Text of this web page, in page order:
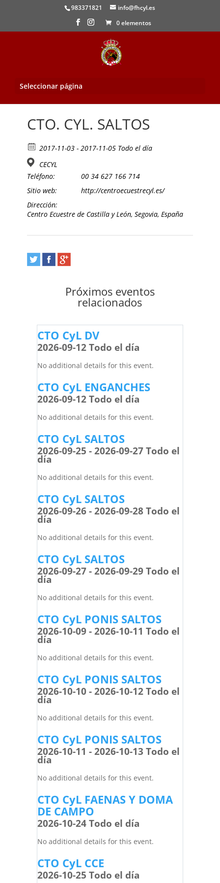
983371821
info@fhcyl.es
0 elementos
Seleccionar página
CTO. CYL. SALTOS
2017-11-03 - 2017-11-05 Todo el día
CECYL
Teléfono:
00 34 627 166 714
Sitio web:
http://centroecuestrecyl.es/
Dirección:
Centro Ecuestre de Castilla y León, Segovia, España
Próximos eventos
relacionados
CTO CyL DV
2026-09-12 Todo el día
No additional details for this event.
CTO CyL ENGANCHES
2026-09-12 Todo el día
No additional details for this event.
CTO CyL SALTOS
2026-09-25 - 2026-09-27 Todo el
día
No additional details for this event.
CTO CyL SALTOS
2026-09-26 - 2026-09-28 Todo el
día
No additional details for this event.
CTO CyL SALTOS
2026-09-27 - 2026-09-29 Todo el
día
No additional details for this event.
CTO CyL PONIS SALTOS
2026-10-09 - 2026-10-11 Todo el
día
No additional details for this event.
CTO CyL PONIS SALTOS
2026-10-10 - 2026-10-12 Todo el
día
No additional details for this event.
CTO CyL PONIS SALTOS
2026-10-11 - 2026-10-13 Todo el
día
No additional details for this event.
CTO CyL FAENAS Y DOMA
DE CAMPO
2026-10-24 Todo el día
No additional details for this event.
CTO CyL CCE
2026-10-25 Todo el día